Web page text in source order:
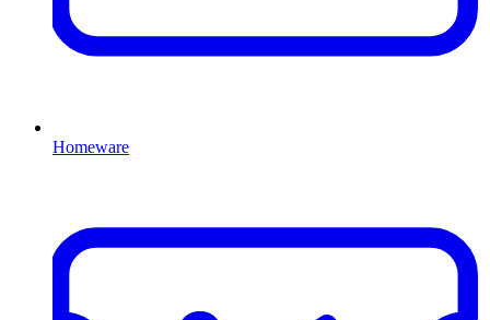
Homeware